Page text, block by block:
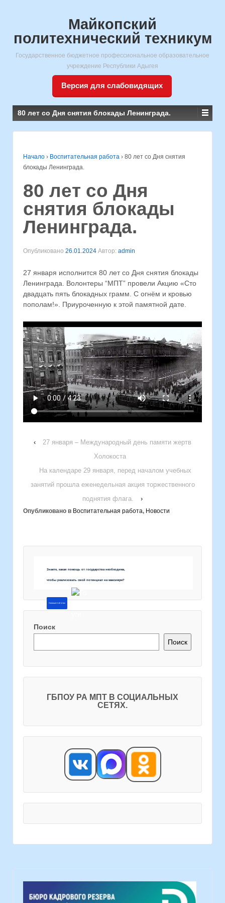
Майкопский
политехнический техникум
Государственное бюджетное профессиональное образовательное
учреждение Республики Адыгея
Версия для слабовидящих
80 лет со Дня снятия блокады Ленинграда.
Начало › Воспитательная работа › 80 лет со Дня снятия
блокады Ленинграда.
80 лет со Дня
снятия блокады
Ленинграда.
Опубликовано 26.01.2024 Автор: admin
27 января исполнится 80 лет со Дня снятия блокады
Ленинграда. Волонтеры “МПТ” провели Акцию «Сто
двадцать пять блокадных грамм. С огнём и кровью
пополам!». Приуроченную к этой памятной дате.
‹
27 января – Международный день памяти жертв
Холокоста
На календаре 29 января, перед началом учебных
занятий прошла еженедельная акция торжественного
поднятия флага.
›
Опубликовано в Воспитательная работа, Новости
Знаете, какая помощь от государства необходима,
чтобы реализовать свой потенциал на максимум?
Напишите об этом
Поиск
Поиск
ГБПОУ РА МПТ В СОЦИАЛЬНЫХ
СЕТЯХ.